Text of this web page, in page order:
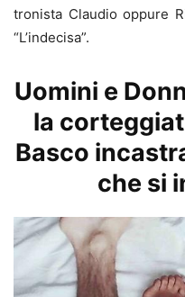
tronista Claudio oppure
“L’indecisa”.
Uomini e
la
Basco
che si